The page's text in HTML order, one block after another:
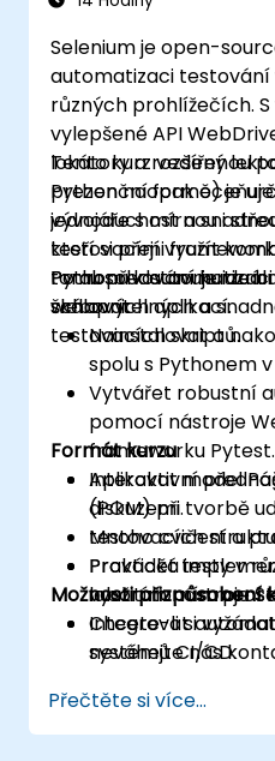
Selenium je open-
automatizaci
různých prohlížečích.
vylepšené API
lokátory a rozšířenou
Python naopak
jednoduchost a
testovacími
tomu představuje
škálovatelných a
testovacích skriptů.
Tento kurz vedený
prezenční formě) je
vývojáře s mírnou i
kteří si přejí využít
Pythonu k
webových aplikací.
Po absolvování kurzu
schopni:
Nainstalovat a
spolu s Pythonem
Vytvářet robustní
pomocí nástroje
frameworku Pytest.
Aplikovat model
(POM) při tvorbě
testovacích
Provádět testy v
využitím nástroje
Integrovat
systémů CI/CD.
uplatňovat
zajištění stability
Formát kurzu
Interaktivní
diskuzemi.
Mnoho cvičení a
Praktická
laboratorním
Možnosti přizpůsobení
Chcete-li si
neváhejte nás
Přečtěte si více...